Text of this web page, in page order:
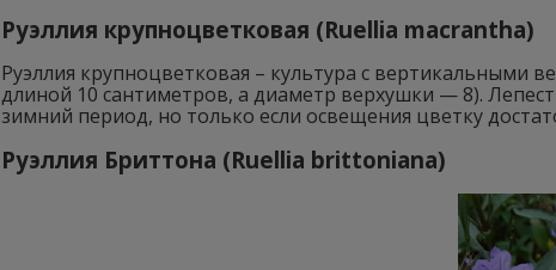
Pуэллия крупноцветковая (Ruellia macrantha)
Pуэллия крупноцветковая – культура с вертикальными
длиной 10 сантиметров, а диаметр верхушки — 8).
зимний период, но только если освещения цветку
Руэллия Бриттона (Ruellia brittoniana)